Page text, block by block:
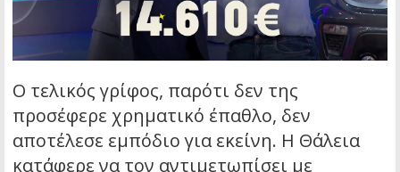
Ο τελικός γρίφος, παρότι δεν της
προσέφερε χρηματικό έπαθλο, δεν
αποτέλεσε εμπόδιο για εκείνη. Η Θάλεια
κατάφερε να τον αντιμετωπίσει με